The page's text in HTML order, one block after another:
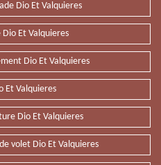
Dio Et Valquieres
Et Valquieres
Dio Et Valquieres
Et Valquieres
Dio Et Valquieres
volet Dio Et Valquieres